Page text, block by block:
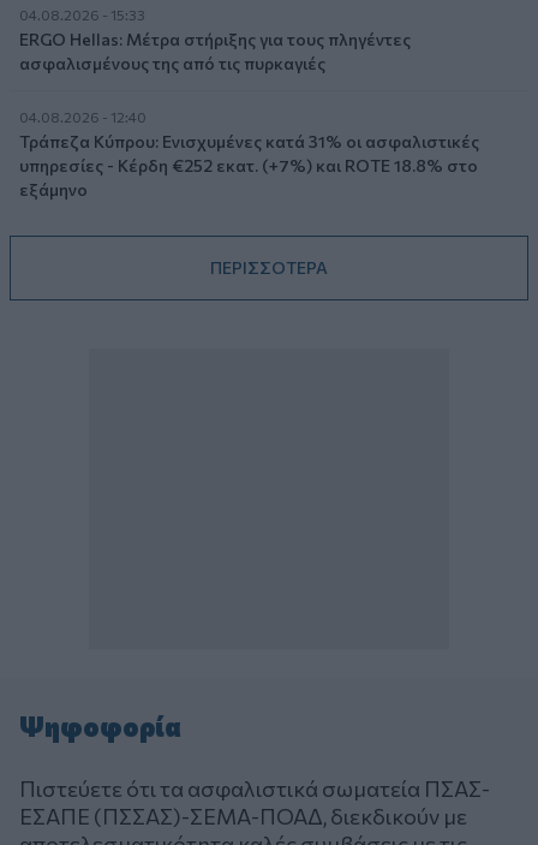
04.08.2026 - 15:33
ERGO Hellas: Μέτρα στήριξης για τους πληγέντες
ασφαλισμένους της από τις πυρκαγιές
04.08.2026 - 12:40
Τράπεζα Κύπρου: Ενισχυμένες κατά 31% οι ασφαλιστικές
υπηρεσίες - Κέρδη €252 εκατ. (+7%) και ROTE 18.8% στο
εξάμηνο
ΠΕΡΙΣΣΟΤΕΡΑ
Ψηφοφορία
Πιστεύετε ότι τα ασφαλιστικά σωματεία ΠΣΑΣ-
ΕΣΑΠΕ (ΠΣΣΑΣ)-ΣΕΜΑ-ΠΟΑΔ, διεκδικούν με